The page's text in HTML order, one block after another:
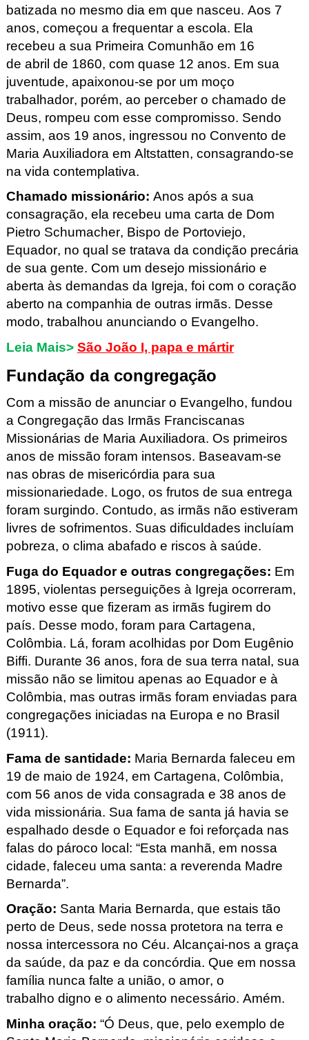
batizada no mesmo dia em que nasceu. Aos 7
anos, começou a frequentar a escola. Ela
recebeu a sua Primeira Comunhão em 16
de abril de 1860, com quase 12 anos. Em sua
juventude, apaixonou-se por um moço
trabalhador, porém, ao perceber o chamado de
Deus, rompeu com esse compromisso. Sendo
assim, aos 19 anos, ingressou no Convento de
Maria Auxiliadora em Altstatten, consagrando-se
na vida contemplativa.
Chamado missionário: Anos após a sua
consagração, ela recebeu uma carta de Dom
Pietro Schumacher, Bispo de Portoviejo,
Equador, no qual se tratava da condição precária
de sua gente. Com um desejo missionário e
aberta às demandas da Igreja, foi com o coração
aberto na companhia de outras irmãs. Desse
modo, trabalhou anunciando o Evangelho.
Leia Mais> São João I, papa e mártir
Fundação da congregação
Com a missão de anunciar o Evangelho, fundou
a Congregação das Irmãs Franciscanas
Missionárias de Maria Auxiliadora. Os primeiros
anos de missão foram intensos. Baseavam-se
nas obras de misericórdia para sua
missionariedade. Logo, os frutos de sua entrega
foram surgindo. Contudo, as irmãs não estiveram
livres de sofrimentos. Suas dificuldades incluíam
pobreza, o clima abafado e riscos à saúde.
Fuga do Equador e outras congregações: Em
1895, violentas perseguições à Igreja ocorreram,
motivo esse que fizeram as irmãs fugirem do
país. Desse modo, foram para Cartagena,
Colômbia. Lá, foram acolhidas por Dom Eugênio
Biffi. Durante 36 anos, fora de sua terra natal, sua
missão não se limitou apenas ao Equador e à
Colômbia, mas outras irmãs foram enviadas para
congregações iniciadas na Europa e no Brasil
(1911).
Fama de santidade: Maria Bernarda faleceu em
19 de maio de 1924, em Cartagena, Colômbia,
com 56 anos de vida consagrada e 38 anos de
vida missionária. Sua fama de santa já havia se
espalhado desde o Equador e foi reforçada nas
falas do pároco local: “Esta manhã, em nossa
cidade, faleceu uma santa: a reverenda Madre
Bernarda”.
Oração: Santa Maria Bernarda, que estais tão
perto de Deus, sede nossa protetora na terra e
nossa intercessora no Céu. Alcançai-nos a graça
da saúde, da paz e da concórdia. Que em nossa
família nunca falte a união, o amor, o
trabalho digno e o alimento necessário. Amém.
Minha oração: “Ó Deus, que, pelo exemplo de